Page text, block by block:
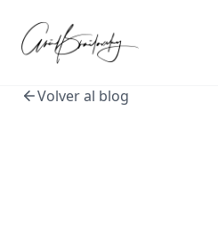
Volver al blog